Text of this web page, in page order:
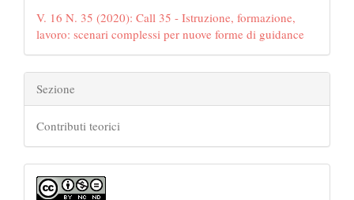
V. 16 N. 35 (2020): Call 35 - Istruzione, formazione,
lavoro: scenari complessi per nuove forme di guidance
Sezione
Contributi teorici